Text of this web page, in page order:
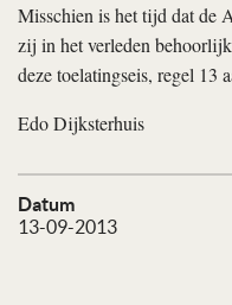
Datum
13-09-2013
Misschien is het tijd dat de
zij in het verleden
deze toelatingseis, regel 13
Edo Dijksterhuis